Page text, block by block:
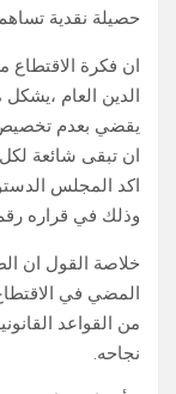
حصيلة نقدية
ان فكرة الاقتطاع
الدين العام ،يشكل
يقضي بعدم تخصيص
ان تبقى شائعة لكل
اكد المجلس
وذلك في قراره رقم ٢٠١٧/٥ تاريخ ٢٢ / ٩ /
خلاصة القول ان
المضي في
من القواعد
نجاحه.